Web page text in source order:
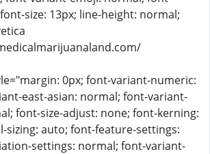
size: 13px; line-height: normal;
0px; font-variant-numeric:
east-asian: normal; font-variant-
font-size-adjust: none; font-kerning:
sizing: auto; font-feature-settings:
settings: normal; font-variant-